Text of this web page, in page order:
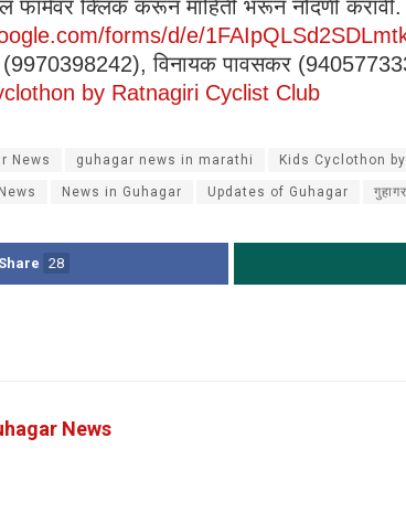
फॉर्मवर क्लिक करून माहिती भरून नोंदणी करावी.
forms/d/e/
(9970398242), विनायक पावसकर
by Ratnagiri Cyclist Club
News guhagar news in marathi Kids Cyclothon
News in Guhagar Updates of Guhagar
Share 28
News